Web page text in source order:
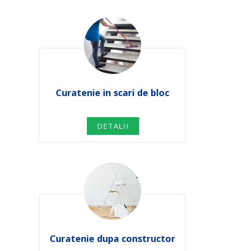
Curatenie in scari de bloc
DETALII
Curatenie dupa constructor